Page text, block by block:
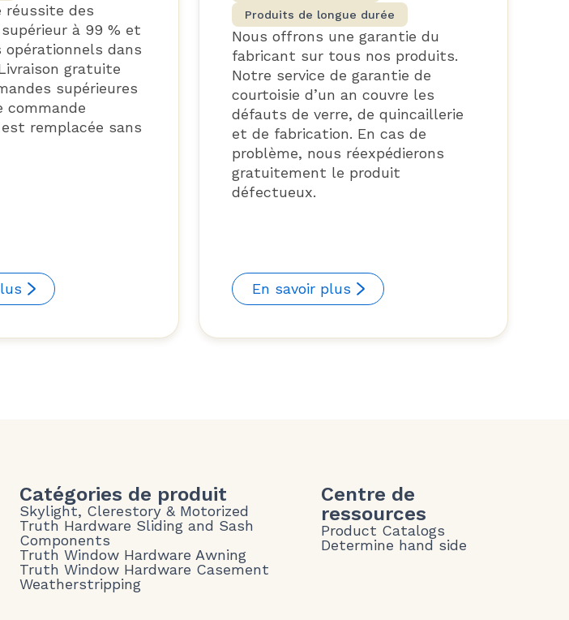
réussite des
à 99 % et
opérationnels dans
gratuite
supérieures
commande
remplacée sans
Produits de longue durée
Nous offrons une garantie du
fabricant sur tous nos produits.
Notre service de garantie de
courtoisie d’un an couvre les
défauts de verre, de quincaillerie
et de fabrication. En cas de
problème, nous réexpédierons
gratuitement le produit
défectueux.
En savoir plus
Catégories de produit
Skylight, Clerestory & Motorized
Truth Hardware Sliding and Sash
Components
Truth Window Hardware Awning
Truth Window Hardware Casement
Weatherstripping
Centre de
ressources
Product Catalogs
Determine hand side